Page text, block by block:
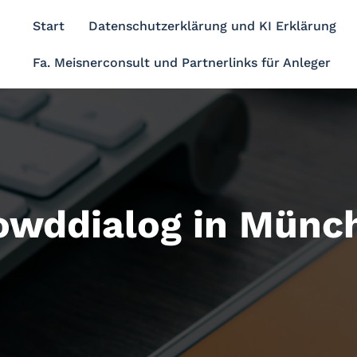
Start Datenschutzerklärung und KI Erklärung
Fa. Meisnerconsult und Partnerlinks für Anleger
in